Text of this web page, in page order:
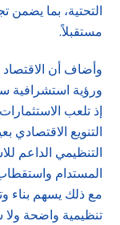
التحتية، بما يضمن
مستقبلاً.
وأضاف أن الاقتصاد
ورؤية استشرافية
إذ تلعب
التنويع الاقتصادي
التنظيمي الداعم
المستدام
مع ذلك يسهم بناء
تنظيمية واضحة